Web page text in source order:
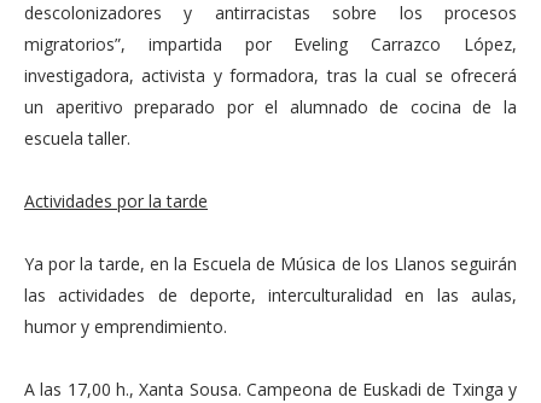
descolonizadores y antirracistas sobre los procesos
migratorios”, impartida por Eveling Carrazco López,
investigadora, activista y formadora, tras la cual se ofrecerá
un aperitivo preparado por el alumnado de cocina de la
escuela taller.
Actividades por la tarde
Ya por la tarde, en la Escuela de Música de los Llanos seguirán
las actividades de deporte, interculturalidad en las aulas,
humor y emprendimiento.
A las 17,00 h., Xanta Sousa. Campeona de Euskadi de Txinga y